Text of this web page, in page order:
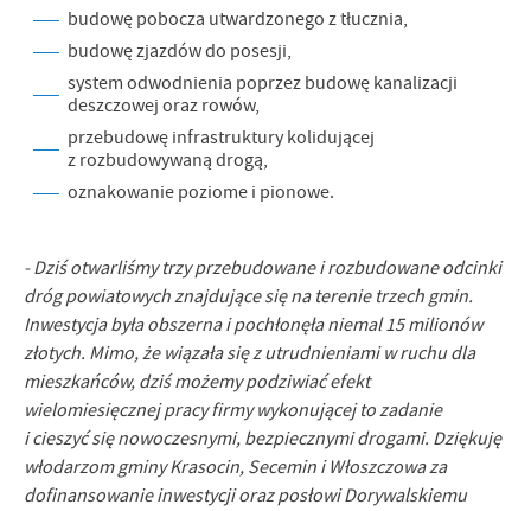
budowę pobocza utwardzonego z tłucznia,
budowę zjazdów do posesji,
system odwodnienia poprzez budowę kanalizacji
deszczowej oraz rowów,
przebudowę infrastruktury kolidującej
z rozbudowywaną drogą,
oznakowanie poziome i pionowe.
- Dziś otwarliśmy trzy przebudowane i rozbudowane odcinki
dróg powiatowych znajdujące się na terenie trzech gmin.
Inwestycja była obszerna i pochłonęła niemal 15 milionów
złotych. Mimo, że wiązała się z utrudnieniami w ruchu dla
mieszkańców, dziś możemy podziwiać efekt
wielomiesięcznej pracy firmy wykonującej to zadanie
i cieszyć się nowoczesnymi, bezpiecznymi drogami. Dziękuję
włodarzom gminy Krasocin, Secemin i Włoszczowa za
dofinansowanie inwestycji oraz posłowi Dorywalskiemu